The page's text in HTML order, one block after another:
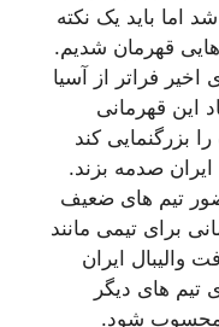
اما باید یک نکته
قهرمان شدیم.
فراتر از آسیا
این قهرمانی
بزرگنمایی کند
صدمه بزند.
تیم های ضعیف
برای تیمی مانند
والیبال ایران
تیم های دیگر
محسوب شود.